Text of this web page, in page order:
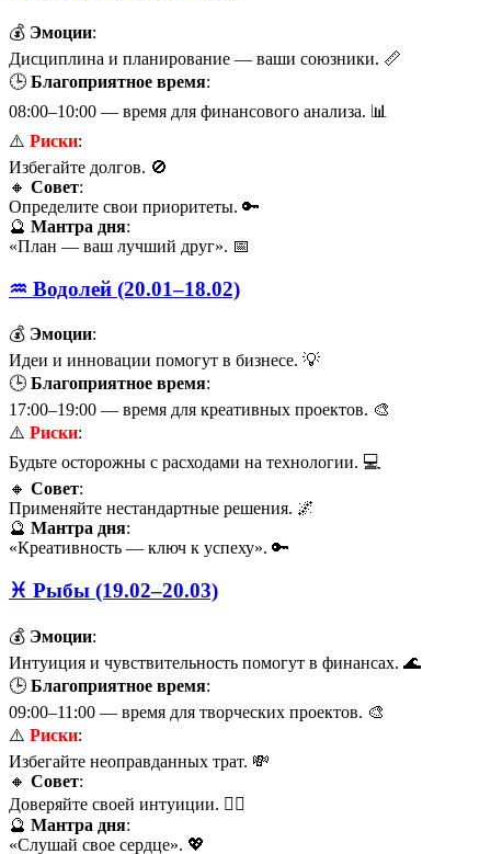
💰 Эмоции:
Дисциплина и планирование — ваши союзники. 📏
🕒 Благоприятное время:
08:00–10:00 — время для финансового анализа. 📊
⚠️ Риски:
Избегайте долгов. 🚫
🔸 Совет:
Определите свои приоритеты. 🔑
🔮 Мантра дня:
«План — ваш лучший друг». 📅
♒ Водолей (20.01–18.02)
💰 Эмоции:
Идеи и инновации помогут в бизнесе. 💡
🕒 Благоприятное время:
17:00–19:00 — время для креативных проектов. 🎨
⚠️ Риски:
Будьте осторожны с расходами на технологии. 💻
🔸 Совет:
Применяйте нестандартные решения. 🌌
🔮 Мантра дня:
«Креативность — ключ к успеху». 🔑
♓ Рыбы (19.02–20.03)
💰 Эмоции:
Интуиция и чувствительность помогут в финансах. 🌊
🕒 Благоприятное время:
09:00–11:00 — время для творческих проектов. 🎨
⚠️ Риски:
Избегайте неоправданных трат. 💸
🔸 Совет:
Доверяйте своей интуиции. 🧙‍♂️
🔮 Мантра дня:
«Слушай свое сердце». 💖